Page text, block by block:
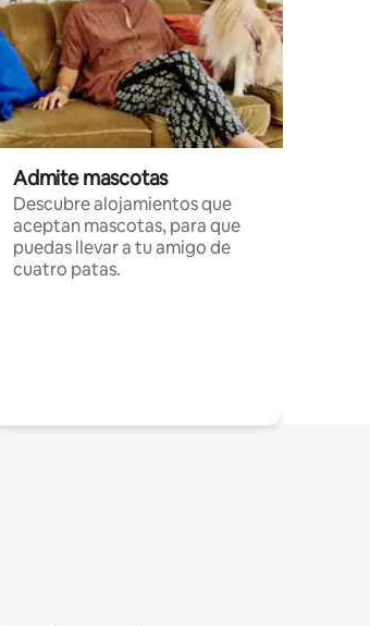
Admite mascotas
Descubre alojamientos que
aceptan mascotas, para que
puedas llevar a tu amigo de
cuatro patas.